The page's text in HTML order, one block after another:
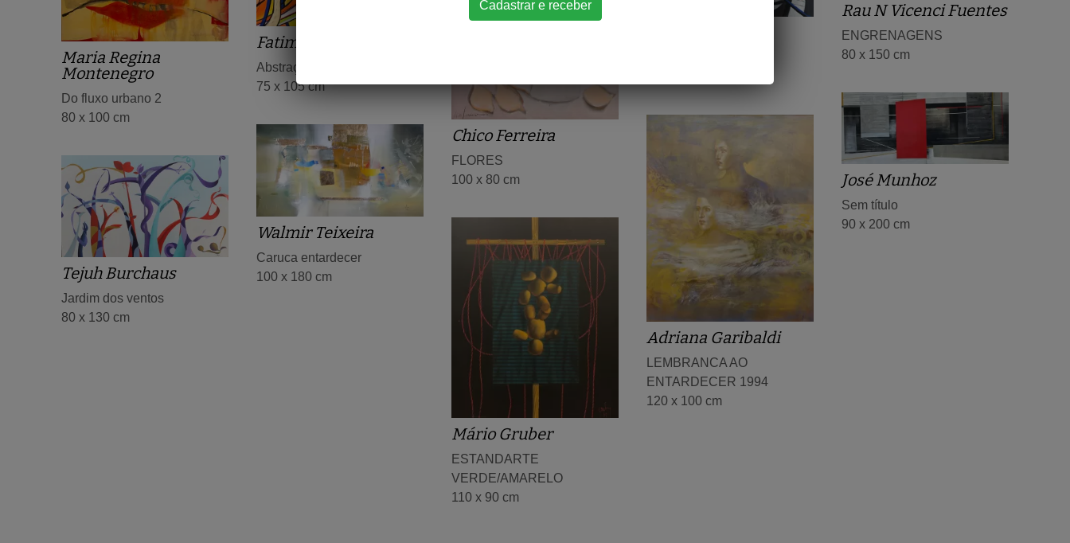
Maria Regina
Montenegro
Do fluxo urbano 2
80 x 100 cm
Fatima Mirandda
Abstração V
75 x 105 cm
Chico Ferreira
FLORES
100 x 80 cm
Rau N Vicenci Fuentes
ENGRENAGENS
80 x 150 cm
José Munhoz
Sem título
90 x 200 cm
Adriana Garibaldi
LEMBRANCA AO
ENTARDECER 1994
120 x 100 cm
Walmir Teixeira
Caruca entardecer
100 x 180 cm
Tejuh Burchaus
Jardim dos ventos
80 x 130 cm
Mário Gruber
ESTANDARTE
VERDE/AMARELO
110 x 90 cm